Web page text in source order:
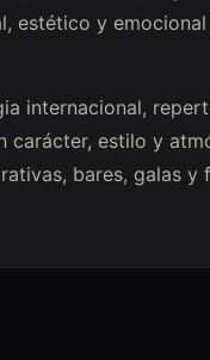
estético y
internacional,
estilo y
bares, galas